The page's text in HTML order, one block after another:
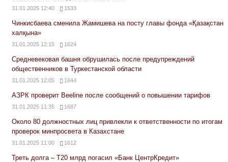
31.01.2025 12:40 1533
Чинкисбаева сменила Жамишева на посту главы фонда «Қазақстан
халқына»
31.01.2025 12:15 1624
Средневековая башня обрушилась после предупреждений
общественников в Туркестанской области
31.01.2025 12:05 1644
АЗРК проверит Beeline после сообщений о повышении тарифов
31.01.2025 11:35 1687
Около 80 должностных лиц привлекли к ответственности по итогам
проверок минпросвета в Казахстане
31.01.2025 11:00 1612
Треть долга – Т20 млрд погасил «Банк ЦентрКредит»